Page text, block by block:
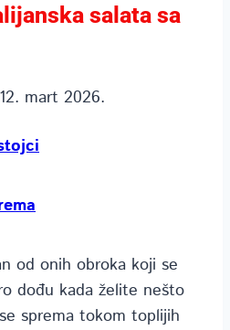
salata sa
12. mart 2026.
od onih obroka koji se
dođu kada želite nešto
sprema tokom toplijih